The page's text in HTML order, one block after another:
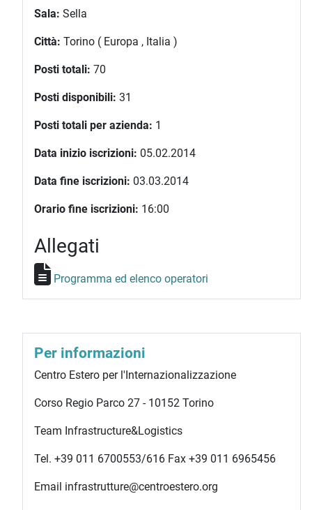
Sala: Sella
Città: Torino ( Europa , Italia )
Posti totali: 70
Posti disponibili: 31
Posti totali per azienda: 1
Data inizio iscrizioni: 05.02.2014
Data fine iscrizioni: 03.03.2014
Orario fine iscrizioni: 16:00
Allegati
Programma ed elenco operatori
Per informazioni
Centro Estero per l'Internazionalizzazione
Corso Regio Parco 27 - 10152 Torino
Team Infrastructure&Logistics
Tel. +39 011 6700553/616 Fax +39 011 6965456
Email infrastrutture@centroestero.org